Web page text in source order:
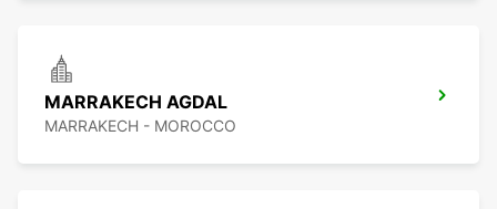
MARRAKECH AGDAL
MARRAKECH - MOROCCO